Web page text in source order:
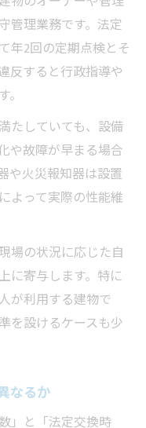
管理業務です。法定
年2回の定期点検とそ
反すると行政指導や
たしていても、設備
や故障が早まる場合
や火災報知器は設置
よって実際の性能維
場の状況に応じた自
に寄与します。特に
が利用する建物で
を設けるケースも少
なるか
」と「法定交換時